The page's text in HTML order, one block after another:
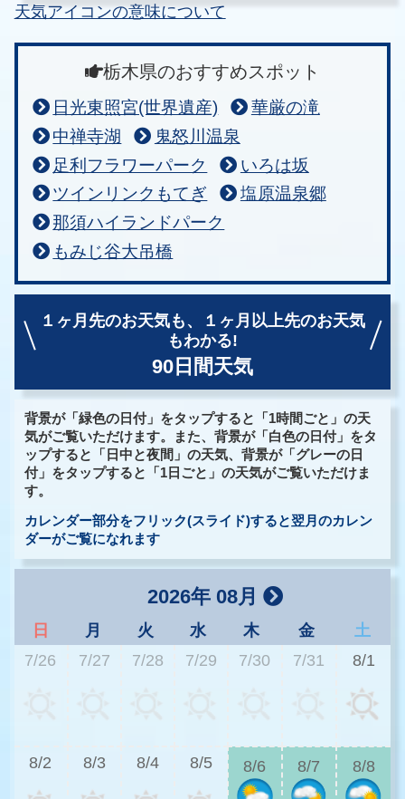
天気アイコンの意味について
栃木県のおすすめスポット
日光東照宮(世界遺産)
華厳の滝
中禅寺湖
鬼怒川温泉
足利フラワーパーク
いろは坂
ツインリンクもてぎ
塩原温泉郷
那須ハイランドパーク
もみじ谷大吊橋
１ヶ月先のお天気も、
１ヶ月以上先のお天気
もわかる!
90日間天気
背景が「緑色の日付」をタップすると「1時間ごと」の天
気がご覧いただけます。また、背景が「白色の日付」をタ
ップすると「日中と夜間」の天気、背景が「グレーの日
付」をタップすると「1日ごと」の天気がご覧いただけま
す。
カレンダー部分をフリック(スライド)すると翌月のカレン
ダーがご覧になれます
2026年 08月
日 月 火 水 木 金
土
7/26
7/27 7/28 7/29 7/30 7/31 8/1
8/2 8/3 8/4 8/5 8/6 8/7 8/8